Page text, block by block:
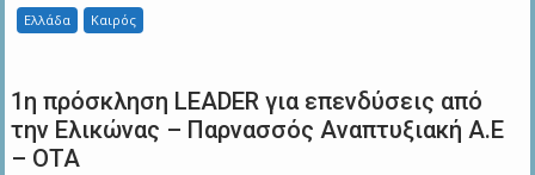
Ελλάδα Καιρός
1η πρόσκληση LEADER για επενδύσεις από
την Ελικώνας – Παρνασσός Αναπτυξιακή Α.Ε
– ΟΤΑ